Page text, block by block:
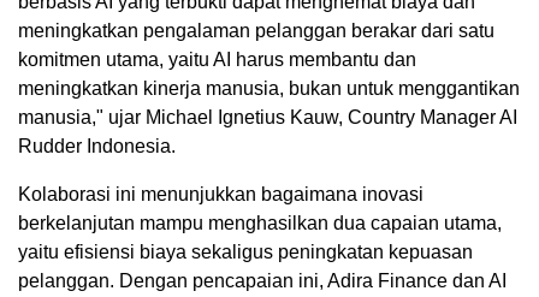
meningkatkan pengalaman pelanggan berakar dari satu
komitmen utama, yaitu AI harus membantu dan
meningkatkan kinerja manusia, bukan untuk menggantikan
manusia," ujar Michael Ignetius Kauw, Country Manager AI
Rudder Indonesia.
Kolaborasi ini menunjukkan bagaimana inovasi
berkelanjutan mampu menghasilkan dua capaian utama,
yaitu efisiensi biaya sekaligus peningkatan kepuasan
pelanggan. Dengan pencapaian ini, Adira Finance dan AI